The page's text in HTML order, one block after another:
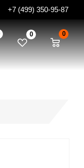
+7 (499) 350-95-87
0 0